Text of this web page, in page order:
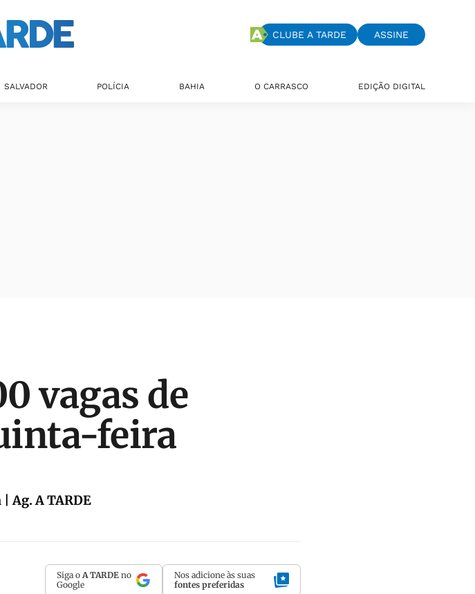
CLUBE A TARDE ASSINE
SALVADOR POLÍCIA BAHIA O CARRASCO EDIÇÃO DIGITAL
vagas de
feira
Ag. A TARDE
Siga o A TARDE no
Google
Nos adicione às suas
fontes preferidas